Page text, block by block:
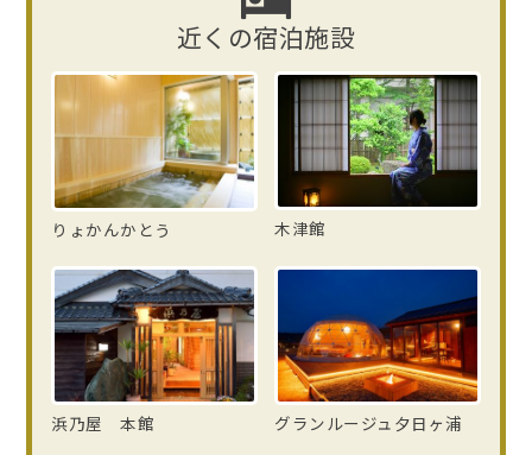
近くの宿泊施設
りょかんかとう 木津館
浜乃屋 本館 グランルージュ夕日ヶ浦